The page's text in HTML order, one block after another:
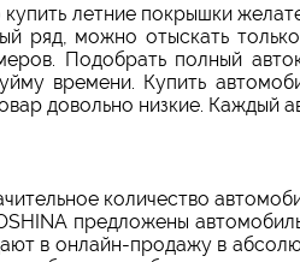
летние покрышки
ряд, можно отыскать
Подобрать полный
времени. Купить
довольно низкие. Каждый
количество
предложены
в онлайн-продажу в